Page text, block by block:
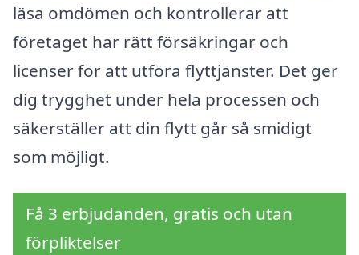
läsa omdömen och kontrollerar att
företaget har rätt försäkringar och
licenser för att utföra flyttjänster. Det ger
dig trygghet under hela processen och
säkerställer att din flytt går så smidigt
som möjligt.
Få 3 erbjudanden, gratis och utan
förpliktelser